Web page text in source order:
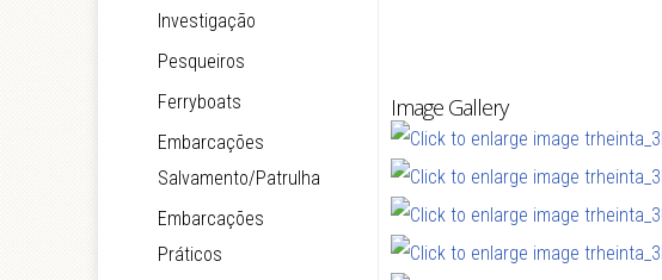
Image Gallery
Investigação
Pesqueiros
Ferryboats
Embarcações
Salvamento/Patrulha
Embarcações
Práticos